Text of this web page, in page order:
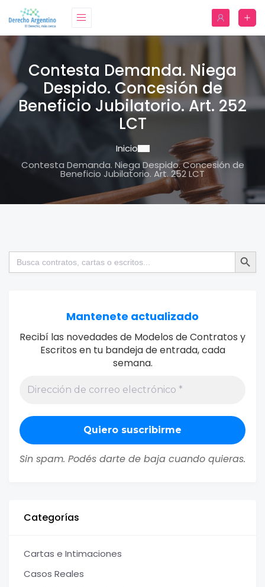
Contesta Demanda. Niega
Despido. Concesión de
Beneficio Jubilatorio. Art. 252
LCT
Inicio
Contesta Demanda. Niega Despido. Concesión de
Beneficio Jubilatorio. Art. 252 LCT
Buscar: Botón de
Mantenete actualizado
Recibí las novedades de Modelos de Contratos y
Escritos en tu bandeja de entrada, cada
semana.
Sin spam. Podés darte de baja cuando quieras.
Categorías
Cartas e Intimaciones
Casos Reales